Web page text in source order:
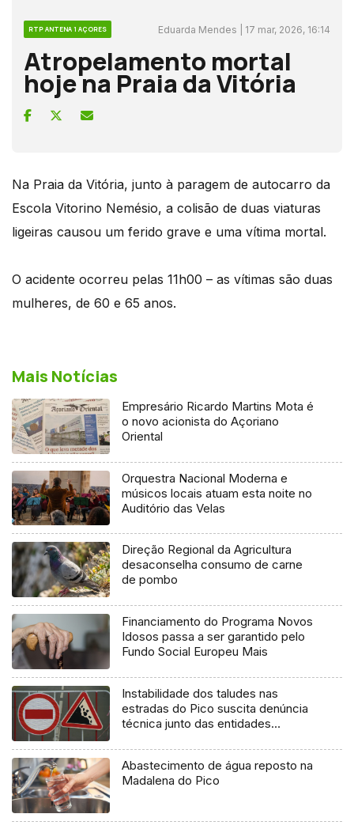
RTP ANTENA 1 AÇORES Eduarda Mendes | 17 mar, 2026, 16:14
Atropelamento mortal
hoje na Praia da Vitória
Na Praia da Vitória, junto à paragem de autocarro da
Escola Vitorino Nemésio, a colisão de duas viaturas
ligeiras causou um ferido grave e uma vítima mortal.
O acidente ocorreu pelas 11h00 – as vítimas são duas
mulheres, de 60 e 65 anos.
Mais Notícias
Empresário Ricardo Martins Mota é
o novo acionista do Açoriano
Oriental
Orquestra Nacional Moderna e
músicos locais atuam esta noite no
Auditório das Velas
Direção Regional da Agricultura
desaconselha consumo de carne
de pombo
Financiamento do Programa Novos
Idosos passa a ser garantido pelo
Fundo Social Europeu Mais
Instabilidade dos taludes nas
estradas do Pico suscita denúncia
técnica junto das entidades
Abastecimento de água reposto na
Madalena do Pico